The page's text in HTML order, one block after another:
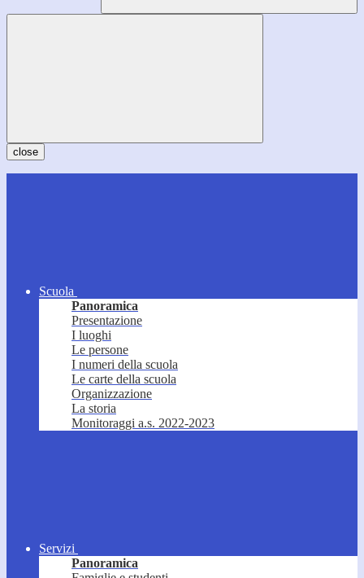
close
Scuola
Panoramica
Presentazione
I luoghi
Le persone
I numeri della scuola
Le carte della scuola
Organizzazione
La storia
Monitoraggi a.s. 2022-2023
Servizi
Panoramica